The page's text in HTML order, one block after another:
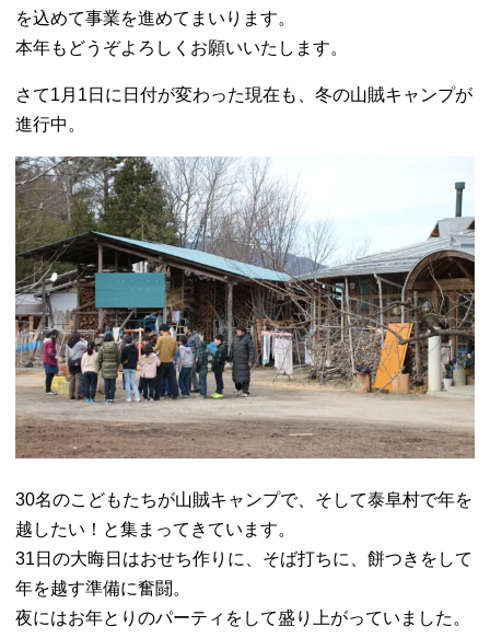
を込めて事業を進めてまいります。
本年もどうぞよろしくお願いいたします。
さて1月1日に日付が変わった現在も、冬の山賊キャンプが
進行中。
30名のこどもたちが山賊キャンプで、そして泰阜村で年を
越したい！と集まってきています。
31日の大晦日はおせち作りに、そば打ちに、餅つきをして
年を越す準備に奮闘。
夜にはお年とりのパーティをして盛り上がっていました。